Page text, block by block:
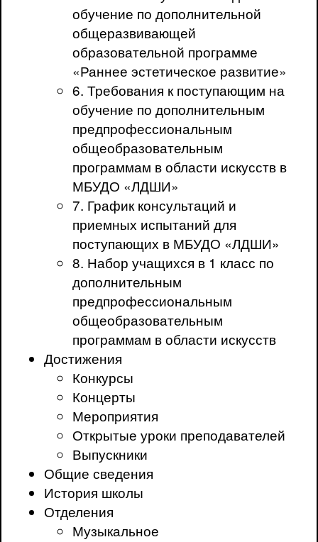
обучение по дополнительной
общеразвивающей
образовательной программе
«Раннее эстетическое развитие»
6. Требования к поступающим на
обучение по дополнительным
предпрофессиональным
общеобразовательным
программам в области искусств в
МБУДО «ЛДШИ»
7. График консультаций и
приемных испытаний для
поступающих в МБУДО «ЛДШИ»
8. Набор учащихся в 1 класс по
дополнительным
предпрофессиональным
общеобразовательным
программам в области искусств
Достижения
Конкурсы
Концерты
Мероприятия
Открытые уроки преподавателей
Выпускники
Общие сведения
История школы
Отделения
Музыкальное